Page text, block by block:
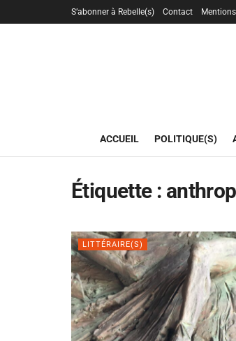
S’abonner à Rebelle(s) Contact
ACCUEIL POLITIQUE(S)
Étiquette :
LITTÉRAIRE(S)